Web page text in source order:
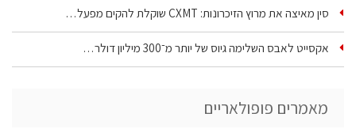
סין מאיצה את מרוץ הזיכרונות: CXMT שוקלת להקים מפעל…
אקסייט לאבס השלימה גיוס של יותר מ־300 מיליון דולר…
מאמרים פופולאריים